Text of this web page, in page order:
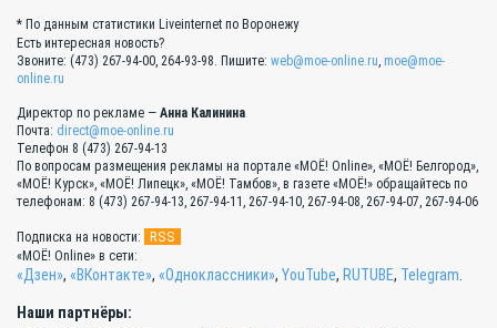
* По данным статистики Liveinternet по Воронежу
Есть интересная новость?
Звоните: (473) 267-94-00, 264-93-98. Пишите: web@moe-online.ru, moe@moe-
online.ru
Директор по рекламе — Анна Калинина
Почта: direct@moe-online.ru
Телефон 8 (473) 267-94-13
По вопросам размещения рекламы на портале «МОЁ! Online», «МОЁ! Белгород»,
«МОЁ! Курск», «МОЁ! Липецк», «МОЁ! Тамбов», в газете «МОЁ!» обращайтесь по
телефонам: 8 (473) 267-94-13, 267-94-11, 267-94-10, 267-94-08, 267-94-07, 267-94-06
Подписка на новости: RSS
«МОЁ! Online» в сети:
«Дзен», «ВКонтакте», «Одноклассники», YouTube, RUTUBE, Telegram
Наши партнёры: